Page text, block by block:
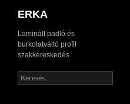
Kilépés
ERKA
Laminált padló és
burkolatváltó profil
szakkereskedés
Keresés: